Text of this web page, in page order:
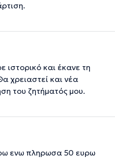
ιστορικό και έκανε τη
χρειαστεί και νέα
του ζητήματός μου.
ενω πληρωσα 50 ευρω